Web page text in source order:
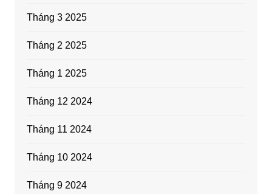
Tháng 3 2025
Tháng 2 2025
Tháng 1 2025
Tháng 12 2024
Tháng 11 2024
Tháng 10 2024
Tháng 9 2024